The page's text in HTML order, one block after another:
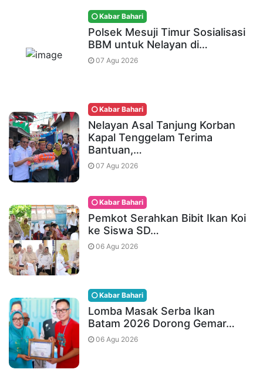
Kabar Bahari
Polsek Mesuji Timur Sosialisasi
BBM untuk Nelayan di…
07 Agu 2026
Kabar Bahari
Nelayan Asal Tanjung Korban
Kapal Tenggelam Terima
Bantuan,…
07 Agu 2026
Kabar Bahari
Pemkot Serahkan Bibit Ikan Koi
ke Siswa SD…
06 Agu 2026
Kabar Bahari
Lomba Masak Serba Ikan
Batam 2026 Dorong Gemar…
06 Agu 2026